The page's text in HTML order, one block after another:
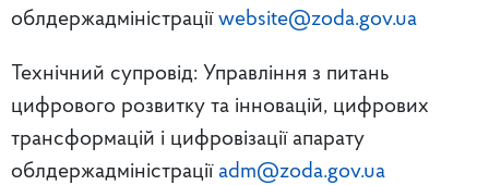
облдержадміністрації website@zoda.gov.ua
Технічний супровід: Управління з питань
цифрового розвитку та інновацій, цифрових
трансформацій і цифровізації апарату
облдержадміністрації adm@zoda.gov.ua